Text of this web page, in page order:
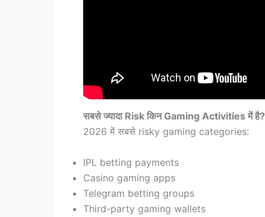
सबसे ज्यादा Risk किन Gaming Activities में है?
2026 में सबसे risky gaming categories:
IPL betting payments
Casino gaming apps
Telegram betting groups
Third-party gaming wallets